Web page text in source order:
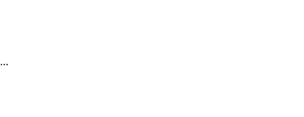
برنامه ABBYY Lingvo Dictionary یک ابزار مترجم با دسترسی های...